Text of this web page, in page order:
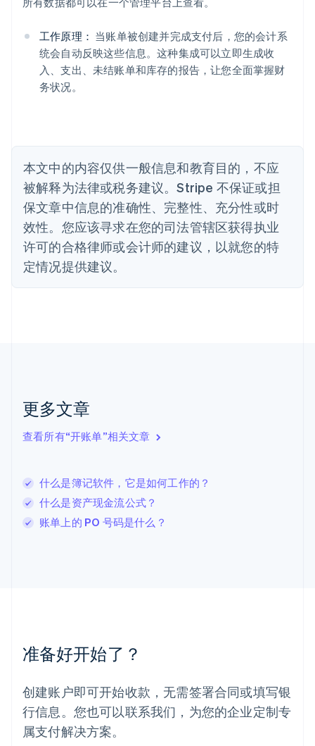
工作原理： 当账单被创建并完成支付后，您的会计系
统会自动反映这些信息。这种集成可以立即生成收
入、支出、未结账单和库存的报告，让您全面掌握财
务状况。
本文中的内容仅供一般信息和教育目的，不应
被解释为法律或税务建议。Stripe 不保证或担
保文章中信息的准确性、完整性、充分性或时
效性。您应该寻求在您的司法管辖区获得执业
许可的合格律师或会计师的建议，以就您的特
定情况提供建议。
更多文章
查看所有“开账单”相关文章
什么是簿记软件，它是如何工作的？
什么是资产现金流公式？
账单上的 PO 号码是什么？
准备好开始了？
创建账户即可开始收款，无需签署合同或填写银
行信息。您也可以联系我们，为您的企业定制专
属支付解决方案。
澳大利亚
巴西
PortuguêsEnglish
保加利亚
English
比利时
丹麦
English
德国
DeutschEnglish
法国
芬兰
English Svenska
荷兰
立陶宛
列支敦士登
FrançaisDeutsch English
罗马尼亚
English
马尔他
English
葡萄牙
日本
日本語 English
瑞典
SvenskaEnglish